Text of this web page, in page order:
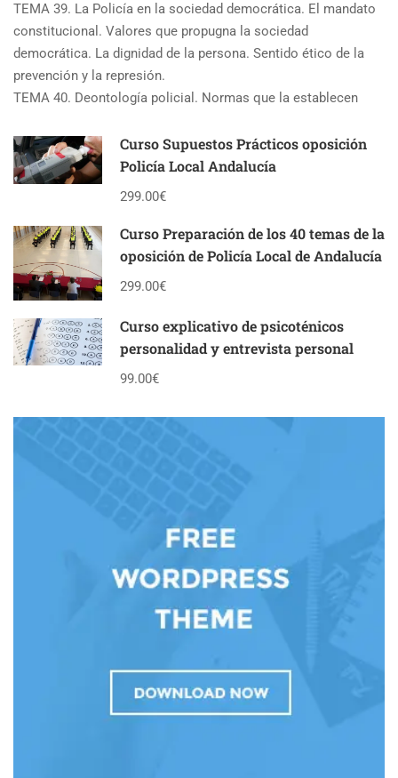
TEMA 39. La Policía en la sociedad democrática. El mandato
constitucional. Valores que propugna la sociedad
democrática. La dignidad de la persona. Sentido ético de la
prevención y la represión.
TEMA 40. Deontología policial. Normas que la establecen
Curso Supuestos Prácticos oposición
Policía Local Andalucía
299.00€
Curso Preparación de los 40 temas de la
oposición de Policía Local de Andalucía
299.00€
Curso explicativo de psicoténicos
personalidad y entrevista personal
99.00€